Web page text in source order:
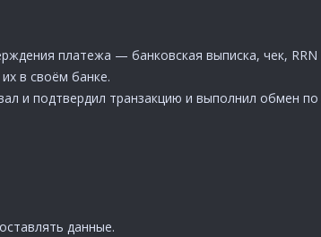
платежа — банковская выписка, чек, RRN
в своём банке.
и подтвердил транзакцию и выполнил обмен по
данные.